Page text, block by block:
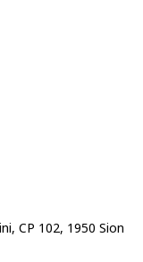
CP 102, 1950 Sion